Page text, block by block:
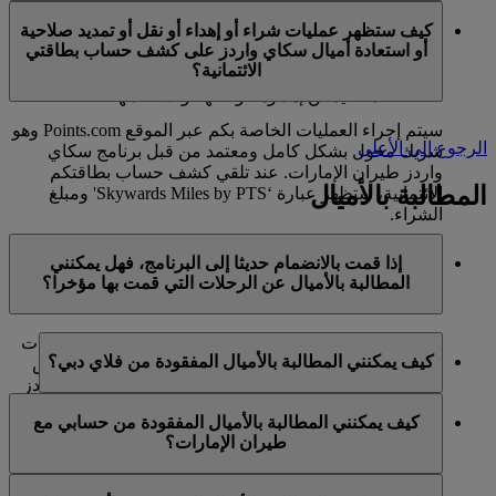
يستخدمون حسابا شخصيا في برنامج سكاي واردز لطيران
الإمارات ولا تنطبق على حسابات برنامج العائلة. وهذا يعني أنه
لا يمكن شراء أميال سكاي واردز إضافية لحسابات برنامج
العائلة، كما لا يمكن إهداؤها أو نقلها أو استعادتها.
كيف ستظهر عمليات شراء أو إهداء أو نقل أو تمديد صلاحية
أو استعادة أميال سكاي واردز على كشف حساب بطاقتي
الائتمانية؟
سيتم إجراء العمليات الخاصة بكم عبر الموقع Points.com وهو
شريك مخول بشكل كامل ومعتمد من قبل برنامج سكاي
واردز طيران الإمارات. عند تلقي كشف حساب بطاقتكم
الائتمانية، ستظهر عبارة ‘Skywards Miles by PTS' ومبلغ
الشراء.
يرجى زيارة هذهالصفحة للحصول على المزيد من المعلومات.
الرجوع إلى الأعلى
المطالبة بالأميال
إذا قمت بالانضمام حديثا إلى البرنامج، فهل يمكنني
المطالبة بالأميال عن الرحلات التي قمت بها مؤخرا؟
نعم، يمكن للأعضاء الجدد المطالبة بالأميال بالنسبة للرحلات
التي تم القيام بها مع طيران الإمارات وفلاي دبي وكوانتاس
قبل ما يصل إلى شهرين من تاريخ التسجيل في سكاي واردز
ومع ذلك، فإن أي معاملات أخرى، مثل الرحلات مع الخطوط
كيف يمكنني المطالبة بالأميال المفقودة من فلاي دبي؟
تسجيل الدخول وإرسال مطالبة عبر الإنترنت على الموقع
كيف يمكنني المطالبة بالأميال المفقودة من حسابي مع
طيران الإمارات؟